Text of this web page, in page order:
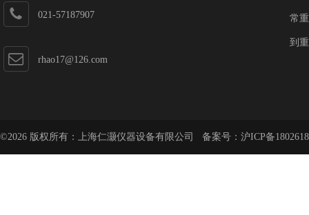
021-57187907
rhao17@126.com
常
到
©2026 版权所有：上海仁灏仪器设备有限公司 备案号： 沪ICP备